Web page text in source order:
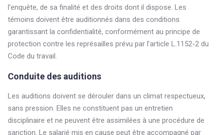
l’enquête, de sa finalité et des droits dont il dispose. Les
témoins doivent être auditionnés dans des conditions
garantissant la confidentialité, conformément au principe de
protection contre les représailles prévu par l’article L.1152-2 du
Code du travail.
Conduite des auditions
Les auditions doivent se dérouler dans un climat respectueux,
sans pression. Elles ne constituent pas un entretien
disciplinaire et ne peuvent être assimilées à une procédure de
sanction. Le salarié mis en cause peut être accompagné par